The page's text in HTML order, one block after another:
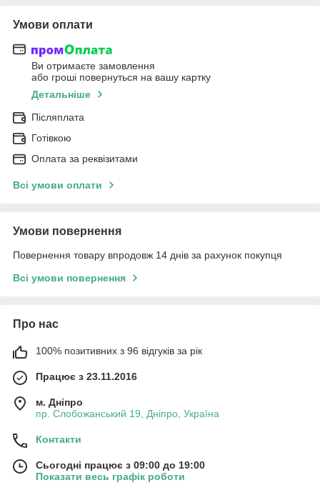
Умови оплати
Ви отримаєте замовлення
або гроші повернуться на вашу картку
Детальніше
Післяплата
Готівкою
Оплата за реквізитами
Всі умови оплати
Умови повернення
Повернення товару впродовж 14 днів за рахунок покупця
Всі умови повернення
Про нас
100% позитивних з 96 відгуків за рік
Працює з 23.11.2016
м. Дніпро
пр. Слобожанський 19, Дніпро, Україна
Контакти
Сьогодні працює з 09:00 до 19:00
Показати весь графік роботи